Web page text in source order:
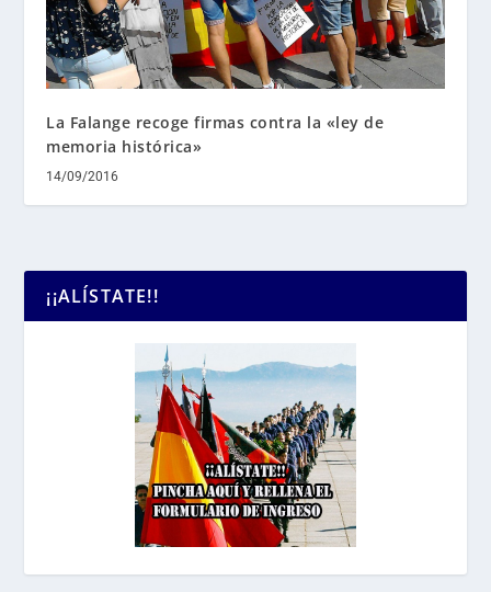
La Falange recoge firmas contra la «ley de
memoria histórica»
14/09/2016
¡¡ALÍSTATE!!